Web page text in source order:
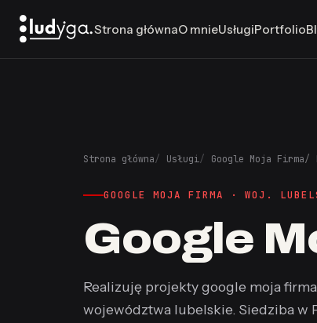
Strona głównaO mnieUsługiPortfolio
Strona główna Usługi Google Moja Firma
GOOGLE MOJA FIRMA · WOJ.
Google
Realizuję projekty google moja
województwa lubelskie. Siedziba w